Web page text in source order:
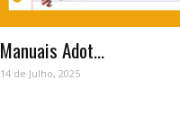
Manuais Adot...
14 de Julho, 2025